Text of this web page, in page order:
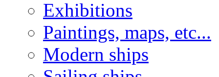
Exhibitions
Paintings, maps, etc...
Modern ships